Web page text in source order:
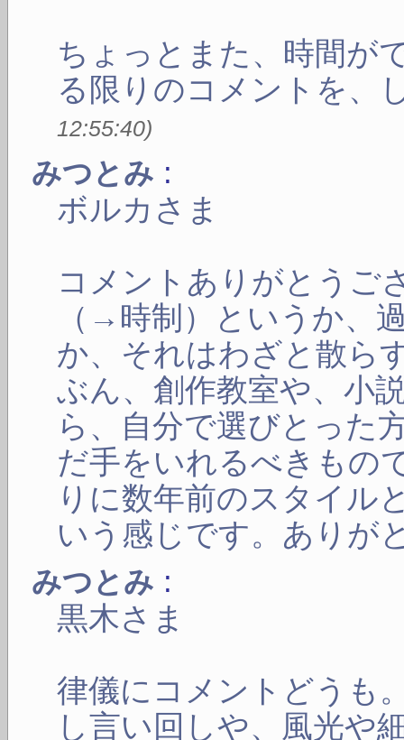
ちょっとまた、時間が
る限りのコメントを、
12:55:40)
みつとみ :
ボルカさま
コメントありがとうご
（→時制）というか、
か、それはわざと散ら
ぶん、創作教室や、小
ら、自分で選びとった
だ手をいれるべきもの
りに数年前のスタイル
いう感じです。ありが
みつとみ :
黒木さま
律儀にコメントどうも
し言い回しや、風光や